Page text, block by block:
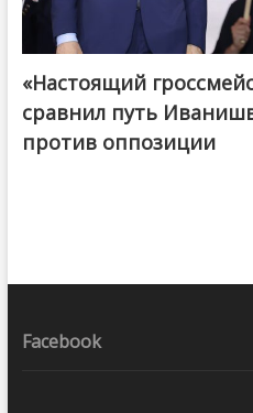
@ქართული ოცნება / Georgian
«Настоящий
сравнил путь
против оппозиции
Facebook